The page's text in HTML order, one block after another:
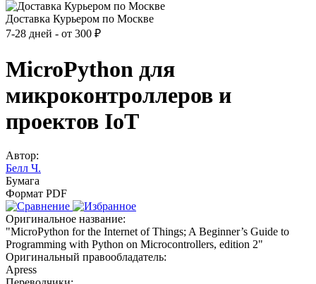
Доставка Курьером по Москве
7-28 дней - от 300 ₽
MicroPython для
микроконтроллеров и
проектов IoT
Автор:
Белл Ч.
Бумага
Формат PDF
Оригинальное название:
"MicroPython for the Internet of Things; A Beginner’s Guide to
Programming with Python on Microcontrollers, edition 2"
Оригинальный правообладатель:
Apress